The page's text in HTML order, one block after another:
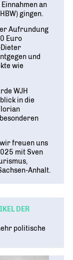
an
gingen.
Aufrundung
Euro
und
wie
WJH
in die
freuen uns
mit Sven
Anhalt.
DER
politische